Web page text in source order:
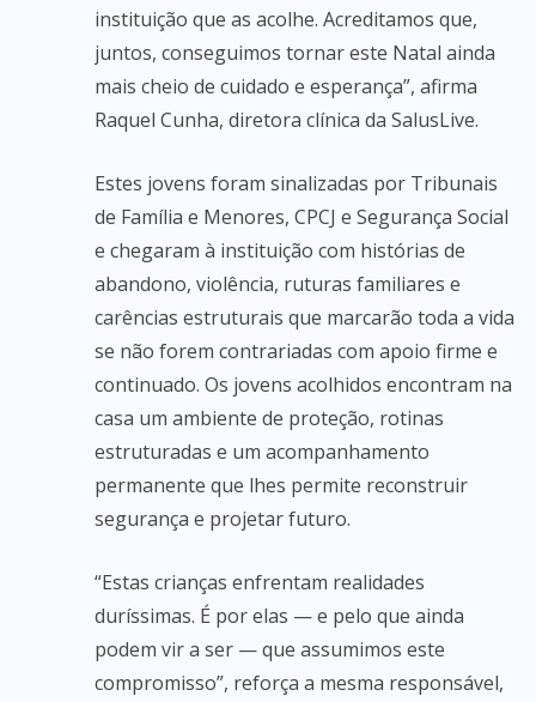
instituição que as acolhe. Acreditamos que,
juntos, conseguimos tornar este Natal ainda
mais cheio de cuidado e esperança”, afirma
Raquel Cunha, diretora clínica da SalusLive.
Estes jovens foram sinalizadas por Tribunais
de Família e Menores, CPCJ e Segurança Social
e chegaram à instituição com histórias de
abandono, violência, ruturas familiares e
carências estruturais que marcarão toda a vida
se não forem contrariadas com apoio firme e
continuado. Os jovens acolhidos encontram na
casa um ambiente de proteção, rotinas
estruturadas e um acompanhamento
permanente que lhes permite reconstruir
segurança e projetar futuro.
“Estas crianças enfrentam realidades
duríssimas. É por elas — e pelo que ainda
podem vir a ser — que assumimos este
compromisso”, reforça a mesma responsável,